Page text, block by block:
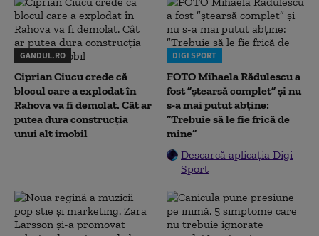
GANDUL.RO
Ciprian Ciucu crede că
blocul care a explodat în
Rahova va fi demolat. Cât ar
putea dura construcția
unui alt imobil
DIGI SPORT
FOTO Mihaela Rădulescu a
fost ”ștearsă complet” și nu
s-a mai putut abține:
”Trebuie să le fie frică de
mine”
Descarcă aplicația Digi
Sport